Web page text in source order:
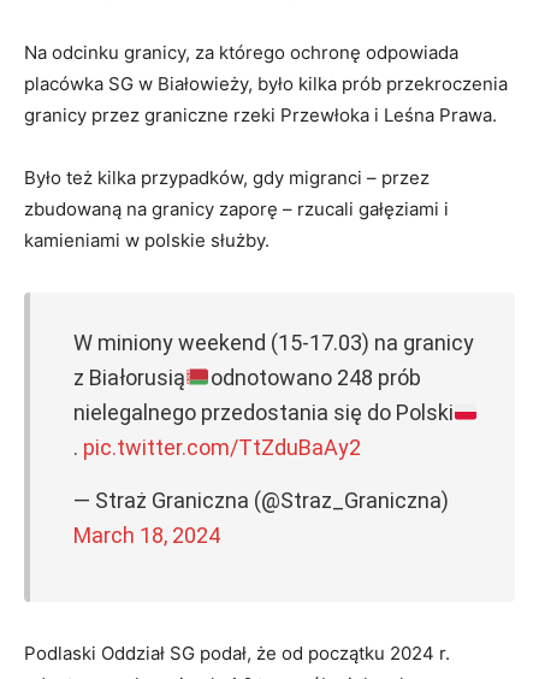
Na odcinku granicy, za którego ochronę odpowiada
placówka SG w Białowieży, było kilka prób przekroczenia
granicy przez graniczne rzeki Przewłoka i Leśna Prawa.
Było też kilka przypadków, gdy migranci – przez
zbudowaną na granicy zaporę – rzucali gałęziami i
kamieniami w polskie służby.
W miniony weekend (15-17.03) na granicy
z Białorusią
odnotowano 248 prób
nielegalnego przedostania się do Polski
. pic.twitter.com/TtZduBaAy2
— Straż Graniczna (@Straz_Graniczna)
March 18, 2024
Podlaski Oddział SG podał, że od początku 2024 r.